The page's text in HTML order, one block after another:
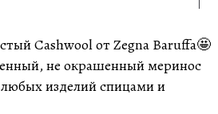
Cashwool от Zegna Baruffa🤩
не окрашенный меринос
изделий спицами и